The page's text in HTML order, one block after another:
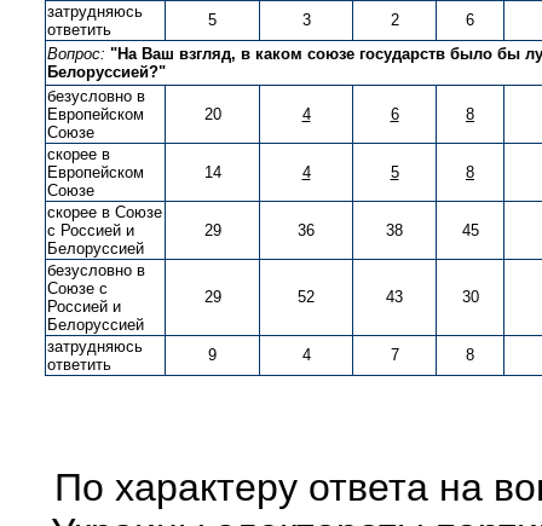
затрудняюсь
ответить
5 3 2
6
Вопрос: "На Ваш взгляд, в каком союзе государств было бы
Белоруссией?"
безусловно в
Европейском
Союзе
20 4 6 8
скорее в
Европейском
Союзе
14 4 5 8
скорее в Союзе
с Россией и
Белоруссией
29 36 38 45
безусловно в
Союзе с
Россией и
Белоруссией
29 52 43 30
затрудняюсь
ответить
9 4 7 8
По характеру ответа на